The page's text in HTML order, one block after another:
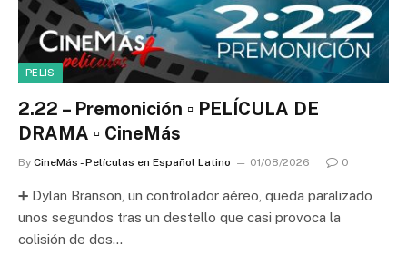
PELIS
2.22 – Premonición ▫️ PELÍCULA DE
DRAMA ▫️ CineMás
By CineMás - Películas en Español Latino 01/08/2026 0
➕ Dylan Branson, un controlador aéreo, queda paralizado
unos segundos tras un destello que casi provoca la
colisión de dos…